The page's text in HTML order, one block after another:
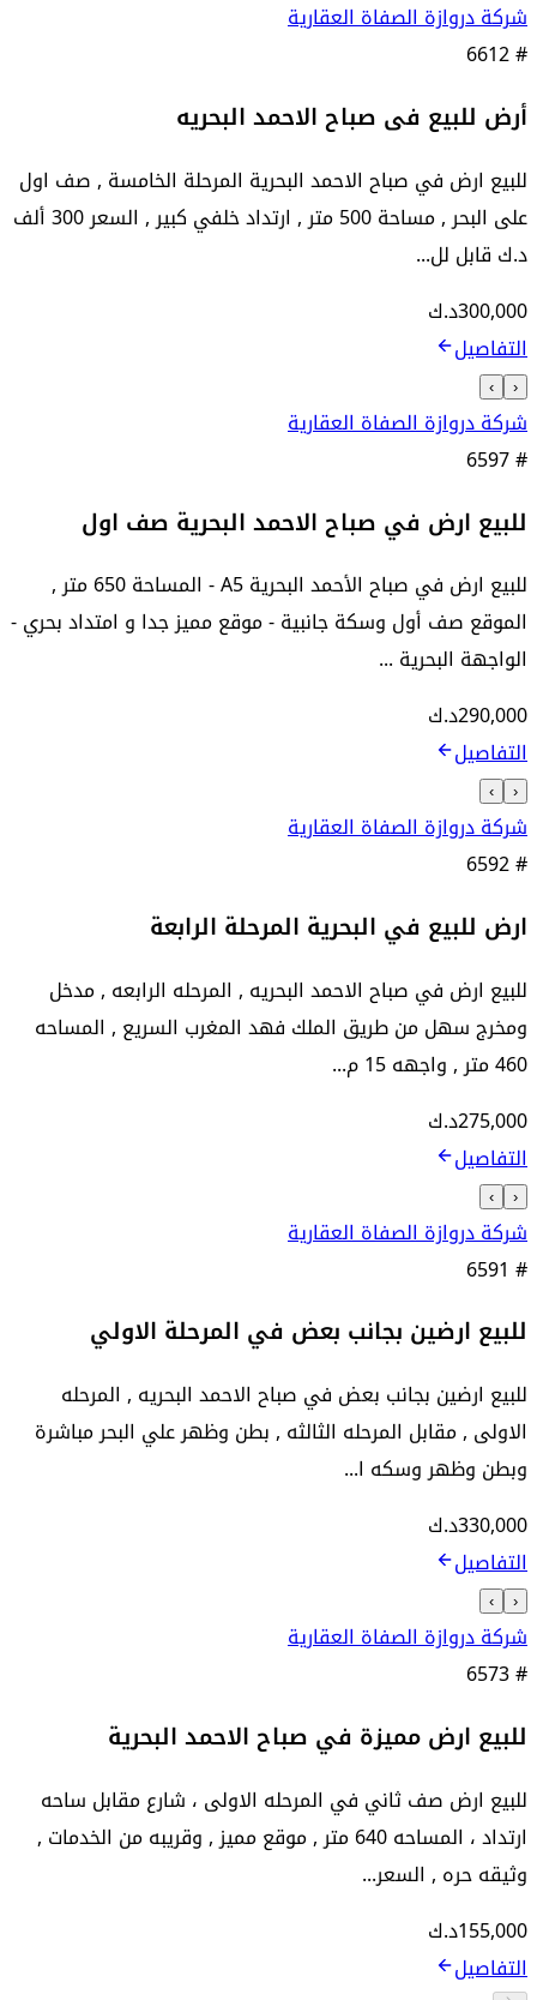
شركة دروازة الصفاة العقارية
6612#
أرض للبيع فى صباح الاحمد البحريه
للبيع ارض في صباح الاحمد البحرية المرحلة الخامسة , صف اول
على البحر , مساحة 500 متر , ارتداد خلفي كبير , السعر 300 ألف
د.ك قابل لل...
300,000د.ك
التفاصيل
‹
›
شركة دروازة الصفاة العقارية
6597#
للبيع ارض في صباح الاحمد البحرية صف اول
للبيع ارض في صباح الأحمد البحرية A5 - المساحة 650 متر ,
الموقع صف أول وسكة جانبية - موقع مميز جدا و امتداد بحري -
الواجهة البحرية ...
290,000د.ك
التفاصيل
‹
›
شركة دروازة الصفاة العقارية
6592#
ارض للبيع في البحرية المرحلة الرابعة
للبيع ارض في صباح الاحمد البحريه , المرحله الرابعه , مدخل
ومخرج سهل من طريق الملك فهد المغرب السريع , المساحه
460 متر , واجهه 15 م...
275,000د.ك
التفاصيل
‹
›
شركة دروازة الصفاة العقارية
6591 #
للبيع ارضين بجانب بعض في المرحلة الاولي
للبيع ارضين بجانب بعض في صباح الاحمد البحريه , المرحله
الاولى , مقابل المرحله الثالثه , بطن وظهر علي البحر مباشرة
وبطن وظهر وسكه ا...
330,000د.ك
التفاصيل
‹
›
شركة دروازة الصفاة العقارية
6573#
للبيع ارض مميزة في صباح الاحمد البحرية
للبيع ارض صف ثاني في المرحله الاولى ، شارع مقابل ساحه
ارتداد ، المساحه 640 متر , موقع مميز , وقريبه من الخدمات ,
وثيقه حره , السعر...
155,000د.ك
التفاصيل